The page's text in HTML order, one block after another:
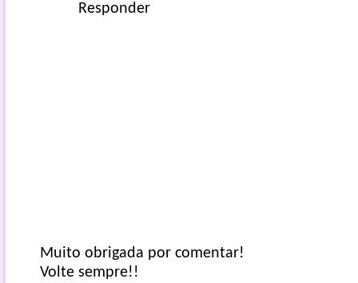
Responder
Muito obrigada por comentar!
Volte sempre!!